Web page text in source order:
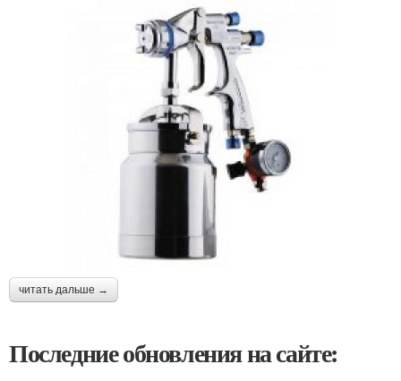
читать дальше →
Последние обновления на сайте: